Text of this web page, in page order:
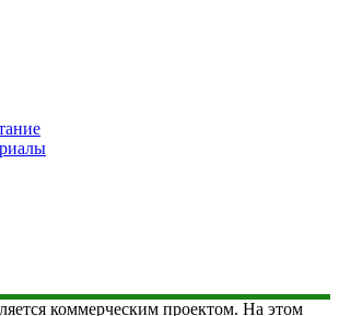
коммерческим проектом. На этом